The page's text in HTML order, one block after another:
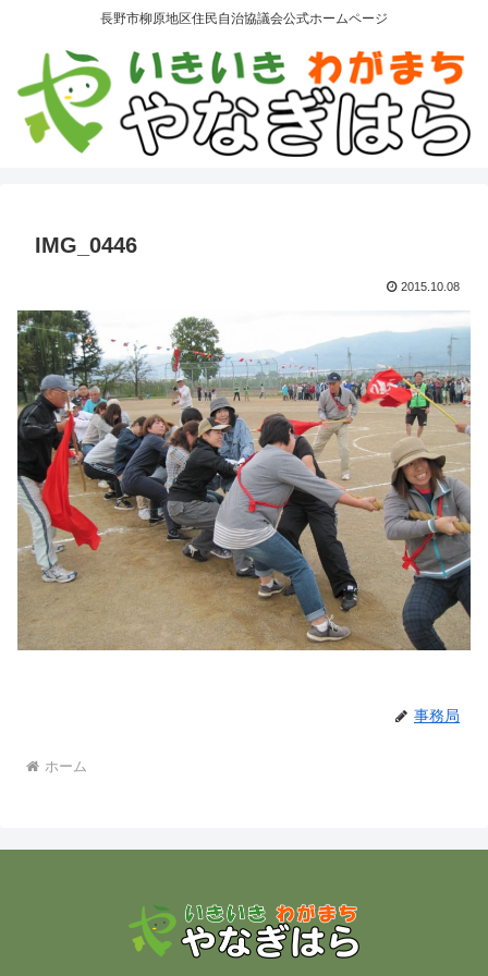
長野市柳原地区住民自治協議会公式ホームページ
IMG_0446
2015.10.08
事務局
ホーム